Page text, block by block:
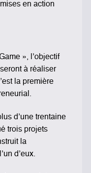
en action
», l’objectif
à réaliser
la première
d’une trentaine
trois projets
la
d’eux.